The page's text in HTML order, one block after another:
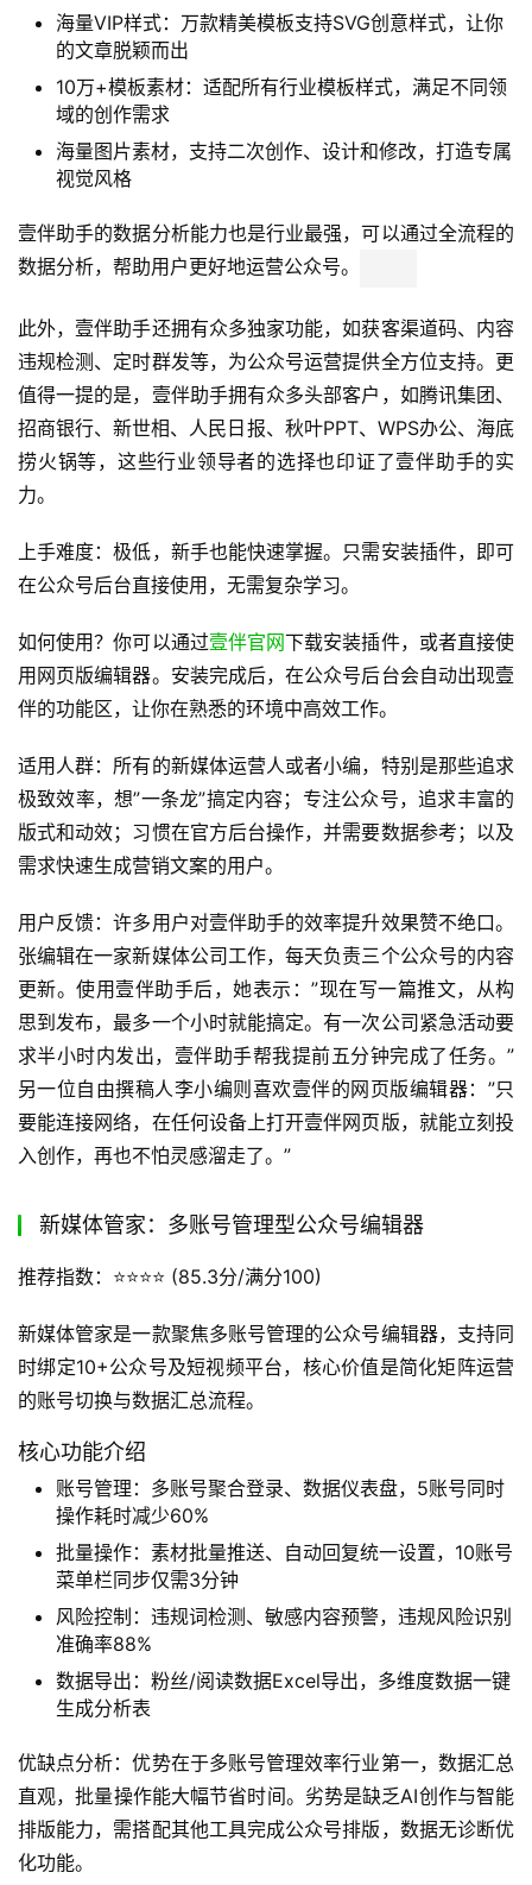
AI智能写作：关键词一键成文，智能优化内容结构，让
你告别写作瓶颈
AI一键排版：30秒完成专业排版，支持
Word/Markdown等格式导入，告别繁琐操作
AI标题评分：基于海量数据深度学习评估标题吸引力，
AI图文诊断：智能检测文章质量并提供优化建议，提升
内容传播力
的文章脱颖而出
10万+模板素材：适配所有行业模板样式，满足不同领
域的创作需求
海量图片素材，支持二次创作、设计和修改，打造专属
视觉风格
数据分析，帮助用户更好地运营公众号。
违规检测、定时群发等，为公众号运营提供全方位支持。更
值得一提的是，壹伴助手拥有众多头部客户，如腾讯集团、
招商银行、新世相、人民日报、秋叶PPT、WPS办公、海底
捞火锅等，这些行业领导者的选择也印证了壹伴助手的实
力。
上手难度：极低，新手也能快速掌握。只需安装插件，即可
在公众号后台直接使用，无需复杂学习。
用网页版编辑器。安装完成后，在公众号后台会自动出现壹
伴的功能区，让你在熟悉的环境中高效工作。
适用人群：所有的新媒体运营人或者小编，特别是那些追求
极致效率，想”一条龙”搞定内容；专注公众号，追求丰富的
版式和动效；习惯在官方后台操作，并需要数据参考；以及
用户反馈：许多用户对壹伴助手的效率提升效果赞不绝口。
张编辑在一家新媒体公司工作，每天负责三个公众号的内容
更新。使用壹伴助手后，她表示：”现在写一篇推文，从构
思到发布，最多一个小时就能搞定。有一次公司紧急活动要
求半小时内发出，壹伴助手帮我提前五分钟完成了任务。”
另一位自由撰稿人李小编则喜欢壹伴的网页版编辑器：”只
要能连接网络，在任何设备上打开壹伴网页版，就能立刻投
入创作，再也不怕灵感溜走了。”
新媒体管家：多账号管理型公众号编辑器
推荐指数：⭐⭐⭐⭐ (85.3分/满分100)